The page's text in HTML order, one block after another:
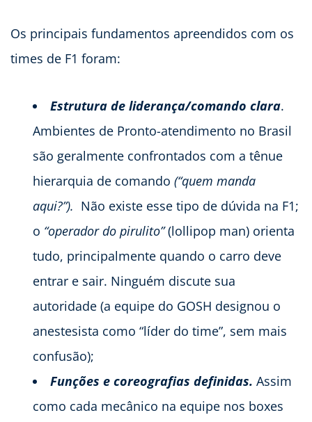
Os principais fundamentos apreendidos com os
times de F1 foram:
Estrutura de liderança/comando clara.
Ambientes de Pronto-atendimento no Brasil
são geralmente confrontados com a tênue
hierarquia de comando (“quem manda
aqui?”). Não existe esse tipo de dúvida na F1;
o “operador do pirulito”(lollipop man) orienta
tudo, principalmente quando o carro deve
entrar e sair. Ninguém discute sua
autoridade (a equipe do GOSH designou o
anestesista como “líder do time”, sem mais
confusão);
Funções e coreografias definidas. Assim
como cada mecânico na equipe nos boxes